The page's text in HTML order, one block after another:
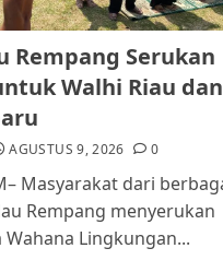
Pemko Batam
RT dan RW bukan
Pendataan dan
Pemungutan Pajak
Kader Pajak jadi
Penghubung
dan Masyarakat di
Rempang Serukan
Walhi Riau dan
AGUSTUS 9, 2026 0
Masyarakat dari
Rempang menyerukan
Lingkungan...